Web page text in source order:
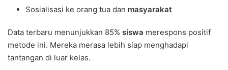
Sosialisasi ke orang tua dan masyarakat
Data terbaru menunjukkan 85% siswa merespons positif
metode ini. Mereka merasa lebih siap menghadapi
tantangan di luar kelas.